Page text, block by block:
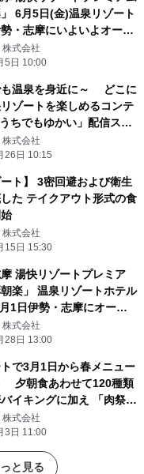
6月5日(金)温泉リゾート
・志摩にいよいよオープ
式会社
5日 10:00
も温泉を身近に～ どこに
ゾートを楽しめるコンテ
ちでもゆかい」配信スタ
式会社
26日 10:15
ート】 3密回避および衛生
た テイクアウト形式の食
式会社
15日 15:30
摩 湯快リゾートプレミア
楽」 温泉リゾートホテル
1日伊勢・志摩にオープ
前10時よりご予約スタ
式会社
28日 13:00
で3月1日から春メニュー
夕朝食あわせて120種類
イキングに加え 「肉祭
式会社
3日 11:00
と見る